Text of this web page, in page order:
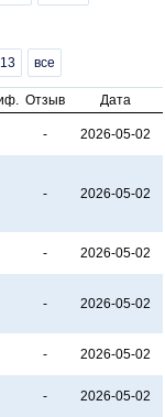
13 все
Отзыв
Дата
- 2026-05-02
- 2026-05-02
- 2026-05-02
- 2026-05-02
- 2026-05-02
- 2026-05-02